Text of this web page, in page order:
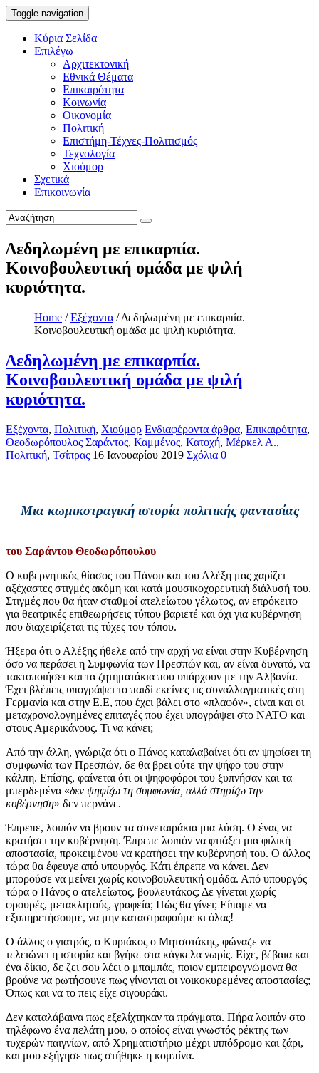
Toggle navigation
Κύρια Σελίδα
Επιλέγω
Αρχιτεκτονική
Εθνικά Θέματα
Επικαιρότητα
Κοινωνία
Οικονομία
Πολιτική
Επιστήμη-Τέχνες-Πολιτισμός
Τεχνολογία
Χιούμορ
Σχετικά
Επικοινωνία
Δεδηλωμένη με επικαρπία.
Κοινοβουλευτική ομάδα με ψιλή
κυριότητα.
Home / Εξέχοντα / Δεδηλωμένη με επικαρπία.
Κοινοβουλευτική ομάδα με ψιλή κυριότητα.
Δεδηλωμένη με επικαρπία.
Κοινοβουλευτική ομάδα με ψιλή
κυριότητα.
Εξέχοντα, Πολιτική, Χιούμορ Ενδιαφέροντα άρθρα, Επικαιρότητα,
Θεοδωρόπουλος Σαράντος, Καμμένος, Κατοχή, Μέρκελ Α.,
Πολιτική, Τσίπρας 16 Ιανουαρίου 2019 Σχόλια 0
Μια κωμικοτραγική ιστορία πολιτικής φαντασίας
του Σαράντου Θεοδωρόπουλου
Ο κυβερνητικός θίασος του Πάνου και του Αλέξη μας χαρίζει
αξέχαστες στιγμές ακόμη και κατά μουσικοχορευτική διάλυσή του.
Στιγμές που θα ήταν σταθμοί ατελείωτου γέλωτος, αν επρόκειτο
για θεατρικές επιθεωρήσεις τύπου βαριετέ και όχι για κυβέρνηση
που διαχειρίζεται τις τύχες του τόπου.
Ήξερα ότι ο Αλέξης ήθελε από την αρχή να είναι στην Κυβέρνηση
όσο να περάσει η Συμφωνία των Πρεσπών και, αν είναι δυνατό, να
τακτοποιήσει και τα ζητηματάκια που υπάρχουν με την Αλβανία.
Έχει βλέπεις υπογράψει το παιδί εκείνες τις συναλλαγματικές στη
Γερμανία και στην Ε.Ε, που έχει βάλει στο «πλαφόν», είναι και οι
μεταχρονολογημένες επιταγές που έχει υπογράψει στο ΝΑΤΟ και
στους Αμερικάνους. Τι να κάνει;
Από την άλλη, γνώριζα ότι ο Πάνος καταλαβαίνει ότι αν ψηφίσει τη
συμφωνία των Πρεσπών, δε θα βρει ούτε την ψήφο του στην
κάλπη. Επίσης, φαίνεται ότι οι ψηφοφόροι του ξυπνήσαν και τα
μπερδεμένα «δεν ψηφίζω τη συμφωνία, αλλά στηρίζω την
κυβέρνηση» δεν περνάνε.
Έπρεπε, λοιπόν να βρουν τα συνεταιράκια μια λύση. Ο ένας να
κρατήσει την κυβέρνηση. Έπρεπε λοιπόν να φτιάξει μια φιλική
αποστασία, προκειμένου να κρατήσει την κυβέρνησή του. Ο άλλος
τώρα θα έφευγε από υπουργός. Κάτι έπρεπε να κάνει. Δεν
μπορούσε να μείνει χωρίς κοινοβουλευτική ομάδα. Από υπουργός
τώρα ο Πάνος ο ατελείωτος, βουλευτάκος; Δε γίνεται χωρίς
φρουρές, μετακλητούς, γραφεία; Πώς θα γίνει; Είπαμε να
εξυπηρετήσουμε, να μην καταστραφούμε κι όλας!
Ο άλλος ο γιατρός, ο Κυριάκος ο Μητσοτάκης, φώναζε να
τελειώνει η ιστορία και βγήκε στα κάγκελα νωρίς. Είχε, βέβαια και
ένα δίκιο, δε ζει σου λέει ο μπαμπάς, ποιον εμπειρογνώμονα θα
βρούνε να ρωτήσουνε πως γίνονται οι νοικοκυρεμένες αποστασίες;
Όπως και να το πεις είχε σιγουράκι.
Δεν καταλάβαινα πως εξελίχτηκαν τα πράγματα. Πήρα λοιπόν στο
τηλέφωνο ένα πελάτη μου, ο οποίος είναι γνωστός ρέκτης των
τυχερών παιγνίων, από Χρηματιστήριο μέχρι ιππόδρομο και ζάρι,
και μου εξήγησε πως στήθηκε η κομπίνα.